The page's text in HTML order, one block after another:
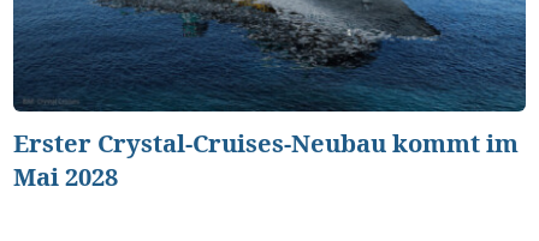
Erster Crystal-Cruises-Neubau kommt im
Mai 2028